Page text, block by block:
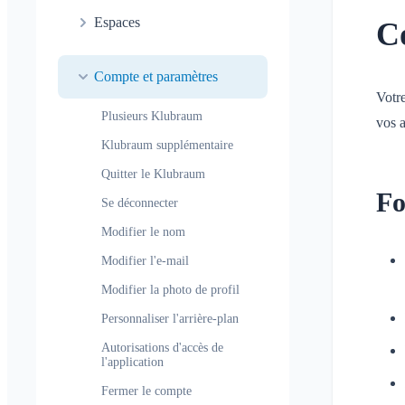
Inscription des enfants et des
Partage de la position
Calendrier personnel
Conversation dans un espace
Conversation pour un
événement
Accusé de lecture
Conversations
Espaces
Compte et paramètres
Plusieurs Klubraum
Klubraum supplémentaire
Quitter le Klubraum
Se déconnecter
Modifier le nom
Modifier l'e-mail
Modifier la photo de profil
Personnaliser l'arrière-plan
Autorisations d'accès de
l'application
Fermer le compte
vos